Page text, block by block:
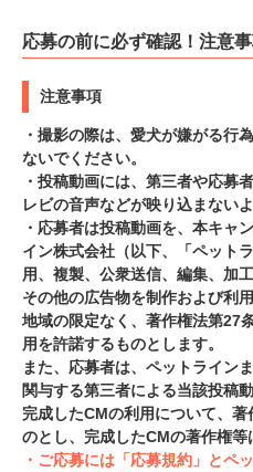
応募の前に必ず確認！注意
注意事項
・撮影の際は、愛犬が嫌がる行
ないでください。
・投稿動画には、第三者や応募
レビの音声などが映り込まない
・応募者は投稿動画を、本キャ
イン株式会社（以下、「ペット
用、複製、公衆送信、編集、加
その他の広告物を制作および利
地域の限定なく、著作権法第27
用を許諾するものとします。
また、応募者は、ペットライン
関与する第三者による当該投稿
完成したCMの利用について、
のとし、完成したCMの著作権等
・ご応募には「応募規約」とペ